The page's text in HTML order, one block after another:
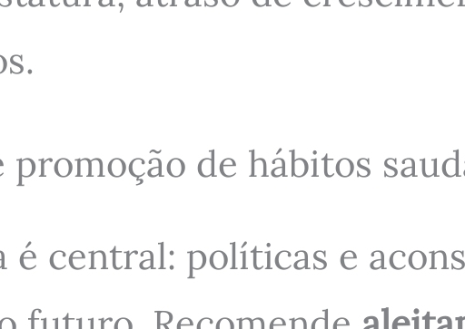
de hábitos
é central: políticas e